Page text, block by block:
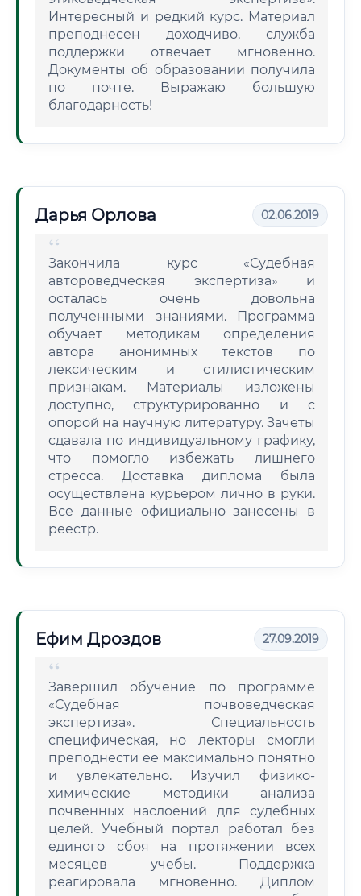
Интересный и редкий курс. Материал
преподнесен доходчиво, служба
поддержки отвечает мгновенно.
Документы об образовании получила
по почте. Выражаю большую
благодарность!
Дарья Орлова 02.06.2019
Закончила курс «Судебная
автороведческая экспертиза» и
осталась очень довольна
полученными знаниями. Программа
обучает методикам определения
автора анонимных текстов по
лексическим и стилистическим
признакам. Материалы изложены
доступно, структурированно и с
опорой на научную литературу. Зачеты
сдавала по индивидуальному графику,
что помогло избежать лишнего
стресса. Доставка диплома была
осуществлена курьером лично в руки.
Все данные официально занесены в
реестр.
Ефим Дроздов 27.09.2019
Завершил обучение по программе
«Судебная почвоведческая
экспертиза». Специальность
специфическая, но лекторы смогли
преподнести ее максимально понятно
и увлекательно. Изучил физико-
химические методики анализа
почвенных наслоений для судебных
целей. Учебный портал работал без
единого сбоя на протяжении всех
месяцев учебы. Поддержка
реагировала мгновенно. Диплом